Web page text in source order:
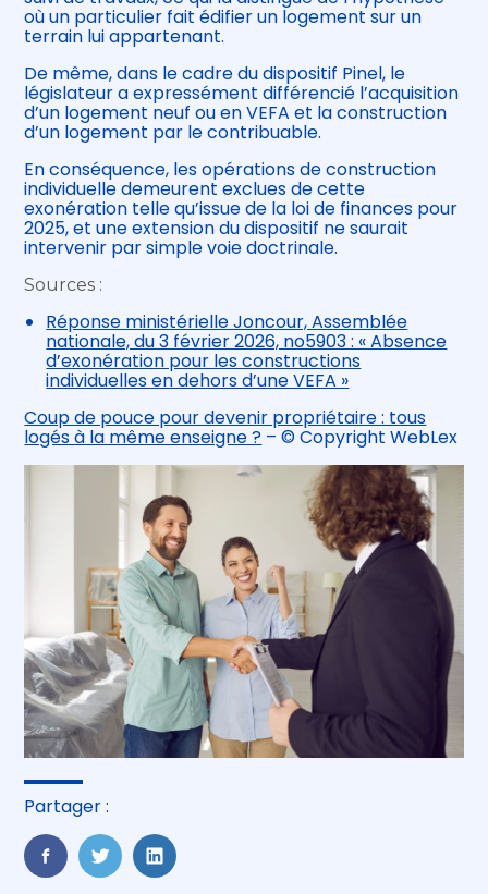
où un particulier fait édifier un logement sur un
terrain lui appartenant.
De même, dans le cadre du dispositif Pinel, le
législateur a expressément différencié l’acquisition
d’un logement neuf ou en VEFA et la construction
d’un logement par le contribuable.
En conséquence, les opérations de construction
individuelle demeurent exclues de cette
exonération telle qu’issue de la loi de finances pour
2025, et une extension du dispositif ne saurait
intervenir par simple voie doctrinale.
Sources :
Réponse ministérielle Joncour, Assemblée
nationale, du 3 février 2026, no5903 : « Absence
d’exonération pour les constructions
individuelles en dehors d’une VEFA »
Coup de pouce pour devenir propriétaire : tous
logés à la même enseigne ? – © Copyright WebLex
Partager :
FaceBook
TwitterLinkedIn